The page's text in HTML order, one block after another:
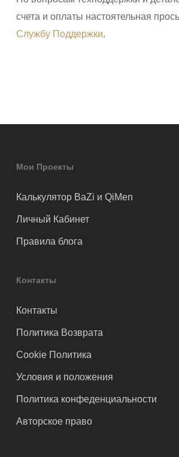
счета и оплаты настоятельная
Службу Поддержки.
Мои Проекты
Калькулятор BaZi и QiMen
Личный Кабинет
Правила блога
Контакты
Контакты
Политика Возврата
Cookie Политика
Условия и положения
Политика конфеденциальности
Авторское право